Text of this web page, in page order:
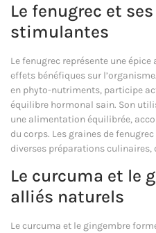
Le fenugrec et
stimulantes
Le fenugrec représente une
effets bénéfiques sur
en phyto-nutriments, participe
équilibre hormonal sain. Son
une alimentation équilibrée,
du corps. Les graines de
diverses préparations
Le curcuma et le
alliés naturels
Le curcuma et le gingembre